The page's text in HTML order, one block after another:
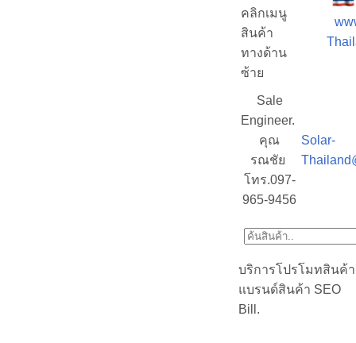
คลิกเมนู
สินค้า
ทางด้าน
ซ้าย
Sale
Engineer.
คุณ
รณชัย
โทร.097-
965-9456
Solar-
บริการโปรโมทสินค้า
แบรนด์สินค้า SEO
Bill.